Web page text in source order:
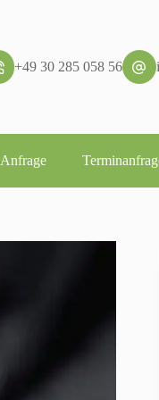
+49 30 285 058 56
Anfrage